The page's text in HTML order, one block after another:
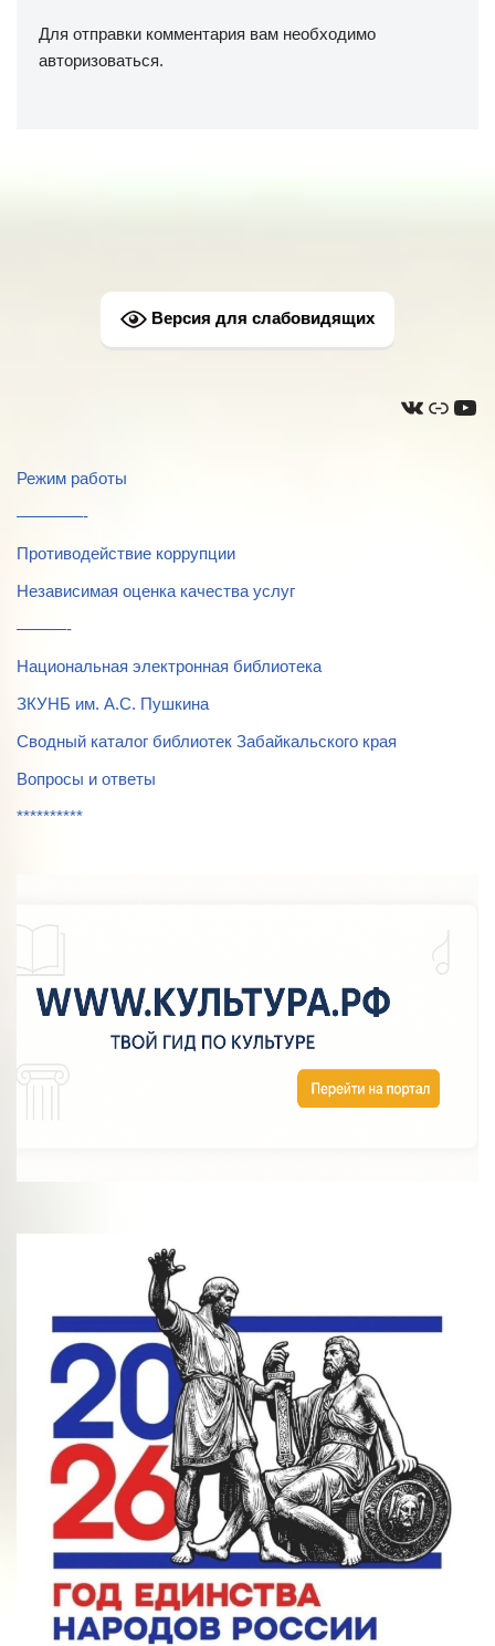
Для отправки комментария вам необходимо
авторизоваться.
Версия для слабовидящих
Режим работы
————-
Противодействие коррупции
Независимая оценка качества услуг
———-
Национальная электронная библиотека
ЗКУНБ им. А.С. Пушкина
Сводный каталог библиотек Забайкальского края
Вопросы и ответы
**********